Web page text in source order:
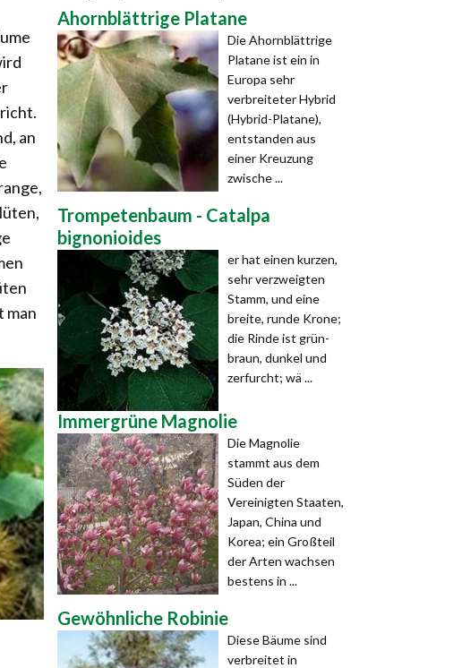
an
man
Ahornblättrige Platane
Die Ahornblättrige
Platane ist ein in
Europa sehr
verbreiteter Hybrid
(Hybrid-Platane),
entstanden aus
einer Kreuzung
zwische ...
Trompetenbaum - Catalpa
bignonioides
er hat einen kurzen,
sehr verzweigten
Stamm, und eine
breite, runde Krone;
die Rinde ist grün-
braun, dunkel und
zerfurcht; wä ...
Immergrüne Magnolie
Die Magnolie
stammt aus dem
Süden der
Vereinigten Staaten,
Japan, China und
Korea; ein Großteil
der Arten wachsen
bestens in ...
Gewöhnliche Robinie
Diese Bäume sind
verbreitet in